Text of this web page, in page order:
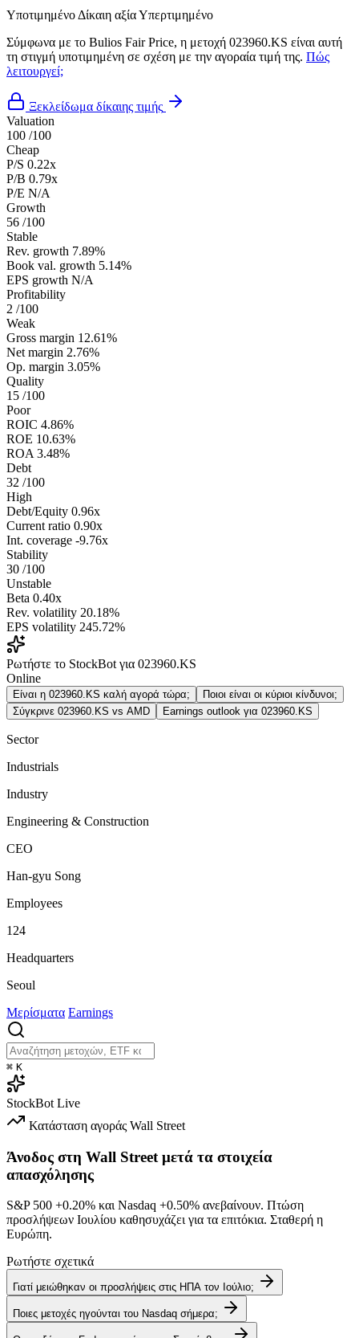
Υποτιμημένο Δίκαιη αξίαΥπερτιμημένο
Σύμφωνα με το Bulios Fair Price, η μετοχή 023960.KS είναι αυτή
τη στιγμή υποτιμημένη σε σχέση με την αγοραία τιμή της. Πώς
λειτουργεί;
Ξεκλείδωμα δίκαιης τιμής
Valuation
100 /100
Cheap
P/S 0.22x
P/B 0.79x
P/E N/A
Growth
56 /100
Stable
Rev. growth 7.89%
Book val. growth 5.14%
EPS growth N/A
Profitability
2 /100
Weak
Gross margin 12.61%
Net margin 2.76%
Op. margin 3.05%
Quality
15 /100
Poor
ROIC 4.86%
ROE 10.63%
ROA 3.48%
Debt
32 /100
High
Debt/Equity 0.96x
Current ratio 0.90x
Int. coverage -9.76x
Stability
30 /100
Unstable
Beta 0.40x
Rev. volatility 20.18%
EPS volatility 245.72%
Ρωτήστε το StockBot για 023960.KS
Online
Είναι η 023960.KS καλή αγορά τώρα;
Ποιοι είναι οι κύριοι κίνδυνοι;
Σύγκρινε 023960.KS vs AMD
Earnings outlook για 023960.KS
Sector
Industrials
Industry
Engineering & Construction
CEO
Han-gyu Song
Employees
124
Headquarters
Seoul
Μερίσματα Earnings
⌘ K
StockBot Live
Κατάσταση αγοράς Wall Street
Άνοδος στη Wall Street μετά τα στοιχεία
απασχόλησης
S&P 500 +0.20% και Nasdaq +0.50% ανεβαίνουν. Πτώση
προσλήψεων Ιουλίου καθησυχάζει για τα επιτόκια. Σταθερή η
Ευρώπη.
Ρωτήστε σχετικά
Γιατί μειώθηκαν οι προσλήψεις στις ΗΠΑ τον Ιούλιο;
Ποιες μετοχές ηγούνται του Nasdaq σήμερα;